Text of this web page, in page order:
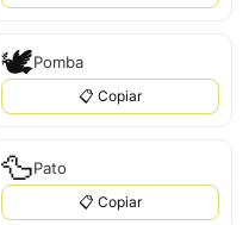
🕊Pomba
📋 Copiar
🦆Pato
📋 Copiar